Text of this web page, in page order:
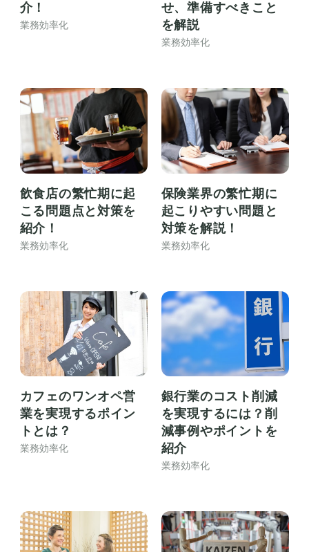
介！
業務効率化
せ、準備すべきこと
を解説
業務効率化
飲食店の繁忙期に起
こる問題点と対策を
紹介！
業務効率化
保険業界の繁忙期に
起こりやすい問題と
対策を解説！
業務効率化
カフェのワンオペ営
業を実現するポイン
トとは？
業務効率化
銀行業のコスト削減
を実現するには？削
減事例やポイントを
紹介
業務効率化